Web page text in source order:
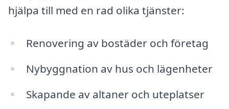
hjälpa till med en rad olika tjänster:
Renovering av bostäder och företag
Nybyggnation av hus och lägenheter
Skapande av altaner och uteplatser